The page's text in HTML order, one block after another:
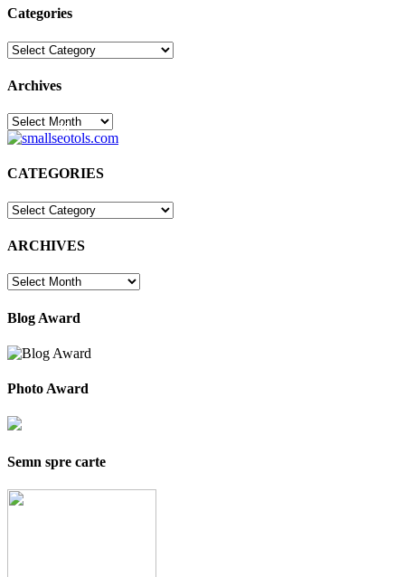
Categories
Categories
Archives
Archives
30
CATEGORIES
CATEGORIES
ARCHIVES
ARCHIVES
Blog Award
Photo Award
Semn spre carte